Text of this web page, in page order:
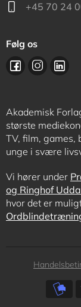
+45 70 24
Følg os
Akademisk
største
TV, film, games,
unge i svære
Vi hører under
og Ringhof
hvor det er
Subfooter
payment